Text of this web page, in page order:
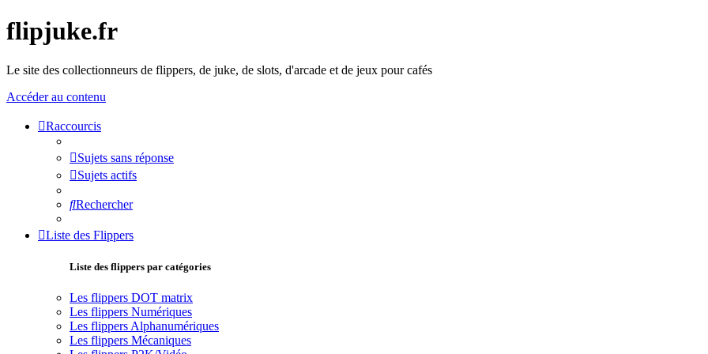
flipjuke.fr
Le site des collectionneurs de flippers, de juke, de slots, d'arcade et de jeux pour cafés
Accéder au contenu
Raccourcis
Sujets sans réponse
Sujets actifs
Rechercher
Liste des Flippers
Liste des flippers par catégories
Les flippers DOT matrix
Les flippers Numériques
Les flippers Alphanumériques
Les flippers Mécaniques